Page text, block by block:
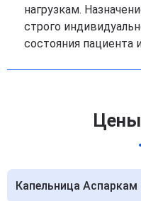
нагрузкам.
строго
состояния пациента
Цены
Капельница Аспаркам